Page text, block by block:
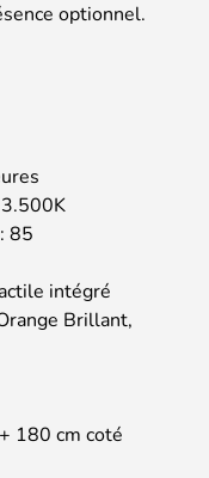
optionnel.
85
intégré
Brillant,
180 cm coté